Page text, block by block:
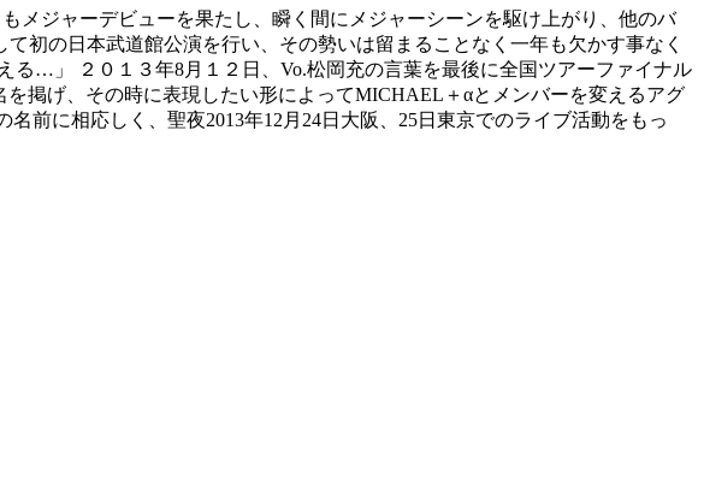
ジャーデビューを果たし、瞬く間にメジャーシーンを駆け上がり、他のバ
初の日本武道館公演を行い、その勢いは留まることなく一年も欠かす事なく
…」 ２０１３年8月１２日、Vo.松岡充の言葉を最後に全国ツアーファイナル
掲げ、その時に表現したい形によってMICHAEL＋αとメンバーを変えるアグ
前に相応しく、聖夜2013年12月24日大阪、25日東京でのライブ活動をもっ